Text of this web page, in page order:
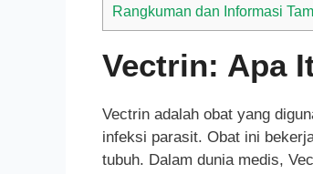
Rangkuman dan Informasi
Vectrin: Apa
Vectrin adalah obat yang
infeksi parasit. Obat ini
tubuh. Dalam dunia medis,